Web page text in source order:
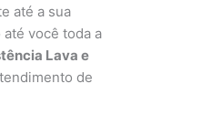
até a sua
você toda a
Lava e
de